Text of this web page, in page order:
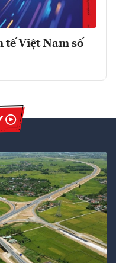
tế Việt Nam số